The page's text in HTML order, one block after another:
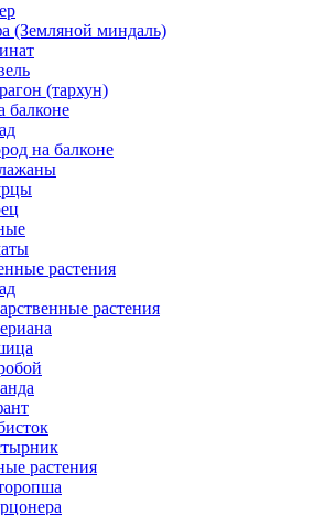
(Земляной миндаль)
(тархун)
балконе
на балконе
растения
растения
растения